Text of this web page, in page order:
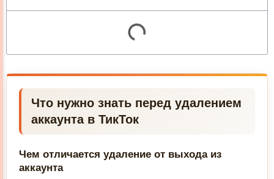
Что нужно знать перед удалением
аккаунта в ТикТок
Чем отличается удаление от выхода из
аккаунта